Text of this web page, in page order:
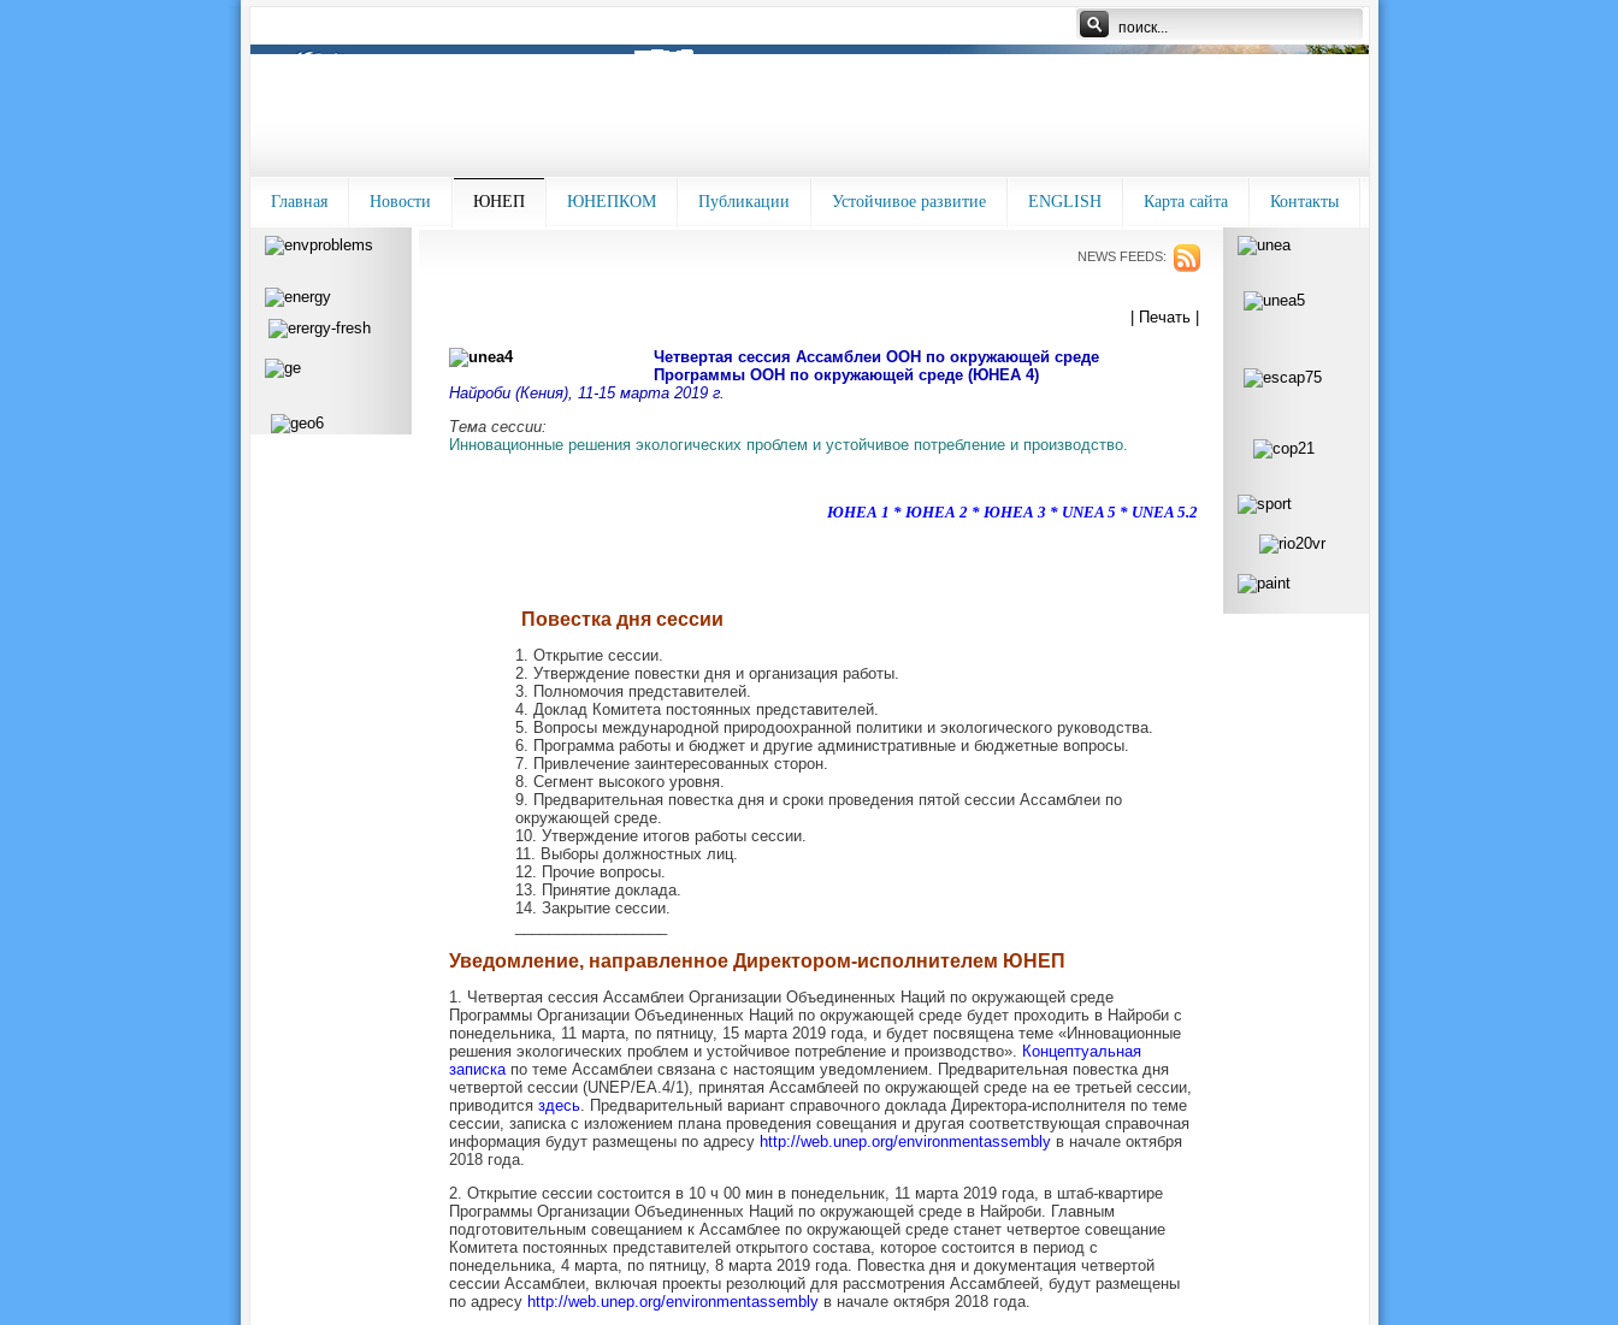
Главная Новости ЮНЕП ЮНЕПКОМ Публикации Устойчивое развитие ENGLISH Карта сайта Контакты
NEWS FEEDS:
| Печать |
Четвертая сессия Ассамблеи ООН по окружающей среде
Программы ООН по окружающей среде (ЮНЕА 4)
Найроби (Кения), 11-15 марта 2019 г.
Тема сессии:
Инновационные решения экологических проблем и устойчивое потребление и производство.
ЮНЕА 1 * ЮНЕА 2* ЮНЕА 3 * UNEA 5 * UNEA 5.2
Повестка дня сессии
1. Открытие сессии.
2. Утверждение повестки дня и организация работы.
3. Полномочия представителей.
4. Доклад Комитета постоянных представителей.
5. Вопросы международной природоохранной политики и экологического руководства.
6. Программа работы и бюджет и другие административные и бюджетные вопросы.
7. Привлечение заинтересованных сторон.
8. Сегмент высокого уровня.
9. Предварительная повестка дня и сроки проведения пятой сессии Ассамблеи по
окружающей среде.
10. Утверждение итогов работы сессии.
11. Выборы должностных лиц.
12. Прочие вопросы.
13. Принятие доклада.
14. Закрытие сессии.
Уведомление, направленное Директором-исполнителем ЮНЕП
1. Четвертая сессия Ассамблеи Организации Объединенных Наций по окружающей среде
Программы Организации Объединенных Наций по окружающей среде будет проходить в Найроби с
понедельника, 11 марта, по пятницу, 15 марта 2019 года, и будет посвящена теме «Инновационные
решения экологических проблем и устойчивое потребление и производство». Концептуальная
запискапо теме Ассамблеи связана с настоящим уведомлением. Предварительная повестка дня
четвертой сессии (UNEP/EA.4/1), принятая Ассамблеей по окружающей среде на ее третьей сессии,
приводится здесь. Предварительный вариант справочного доклада Директора-исполнителя по теме
сессии, записка с изложением плана проведения совещания и другая соответствующая справочная
информация будут размещены по адресу http://web.unep.org/environmentassemblyв начале октября
2018 года.
2. Открытие сессии состоится в 10 ч 00 мин в понедельник, 11 марта 2019 года, в штаб-квартире
Программы Организации Объединенных Наций по окружающей среде в Найроби. Главным
подготовительным совещанием к Ассамблее по окружающей среде станет четвертое совещание
Комитета постоянных представителей открытого состава, которое состоится в период с
понедельника, 4 марта, по пятницу, 8 марта 2019 года. Повестка дня и документация четвертой
сессии Ассамблеи, включая проекты резолюций для рассмотрения Ассамблеей, будут размещены
по адресу http://web.unep.org/environmentassemblyв начале октября 2018 года.